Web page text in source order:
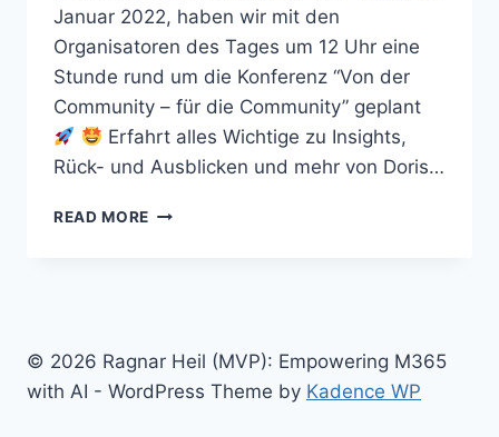
Januar 2022, haben wir mit den
Organisatoren des Tages um 12 Uhr eine
Stunde rund um die Konferenz “Von der
Community – für die Community” geplant
Erfahrt alles Wichtige zu Insights,
Rück- und Ausblicken und mehr von Doris…
READ MORE ALEX
SONDERSENDUNG
ZUM
TEAMSCOMMUNITYDAY
© 2026 Ragnar Heil (MVP): Empowering M365
with AI - WordPress Theme by Kadence WP